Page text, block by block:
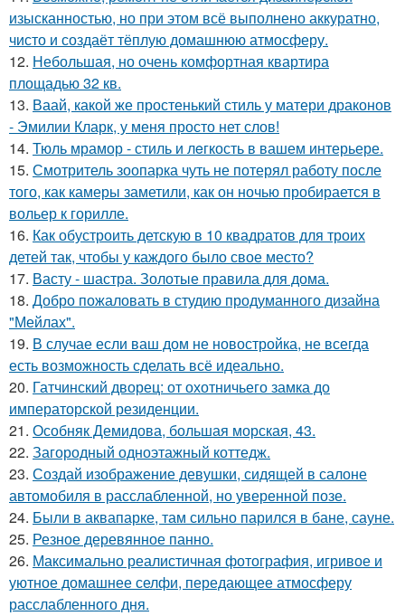
изысканностью, но при этом всё выполнено аккуратно,
чисто и создаёт тёплую домашнюю атмосферу.
12. Небольшая, но очень комфортная квартира
площадью 32 кв.
13. Ваай, какой же простенький стиль у матери драконов
- Эмилии Кларк, у меня просто нет слов!
14. Тюль мрамор - стиль и лeгкость в вашем интерьере.
15. Смотритель зоопарка чуть не потерял работу после
того, как камеры заметили, как он ночью пробирается в
вольер к горилле.
16. Как обустроить детскую в 10 квадратов для троих
детей так, чтобы у каждого было свое место?
17. Васту - шастра. Золотые правила для дома.
18. Добро пожаловать в студию продуманного дизайна
"Мейлах".
19. В случае если ваш дом не новостройка, не всегда
есть возможность сделать всё идеально.
20. Гатчинский дворец: от охотничьего замка до
императорской резиденции.
21. Особняк Демидова, большая морская, 43.
22. Загородный одноэтажный коттедж.
23. Создай изображение девушки, сидящей в салоне
автомобиля в расслабленной, но уверенной позе.
24. Были в аквапарке, там сильно парился в бане, сауне.
25. Резное деревянное панно.
26. Максимально реалистичная фотография, игривое и
уютное домашнее селфи, передающее атмосферу
расслабленного дня.